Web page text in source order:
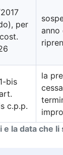
la data che li
per
anno
bis
c.p.p.
la